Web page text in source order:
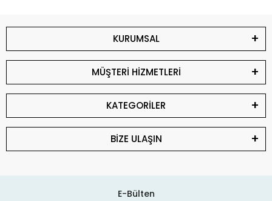
KURUMSAL
MÜŞTERİ HİZMETLERİ
KATEGORİLER
BİZE ULAŞIN
E-Bülten